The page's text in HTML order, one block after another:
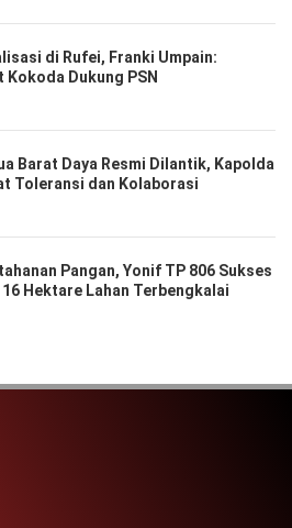
di Rufei, Franki Umpain:
Kokoda Dukung PSN
Barat Daya Resmi Dilantik, Kapolda
Toleransi dan Kolaborasi
Pangan, Yonif TP 806 Sukses
16 Hektare Lahan Terbengkalai